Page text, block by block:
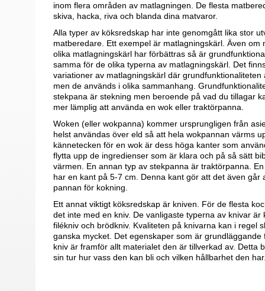
inom flera områden av matlagningen. De flesta
skiva, hacka, riva och blanda dina matvaror.
Alla typer av köksredskap har inte genomgått lika stor
matberedare. Ett exempel är matlagningskärl. Även om
olika matlagningskärl har förbättras så är
samma för de olika typerna av matlagningskärl. Det
variationer av matlagningskärl där grundfunktionaliteten
men de används i olika sammanhang.
stekpana är stekning men beroende på vad du tillagar
mer lämplig att använda en wok eller traktörpanna.
Woken (eller wokpanna) kommer ursprungligen från
helst användas över eld så att hela wokpannan värms
kännetecken för en wok är dess höga kanter som
flytta upp de ingredienser som är klara och på så sätt
värmen. En annan typ av stekpanna är traktörpanna.
har en kant på 5-7 cm. Denna kant gör att det även går
pannan för kokning.
Ett annat viktigt köksredskap är kniven. För de flesta
det inte med en kniv. De vanligaste typerna av knivar är
filékniv och brödkniv. Kvaliteten på knivarna kan i regel
ganska mycket. Det egenskaper som är grundläggande
kniv är framför allt materialet den är tillverkad av. Detta
sin tur hur vass den kan bli och vilken hållbarhet den